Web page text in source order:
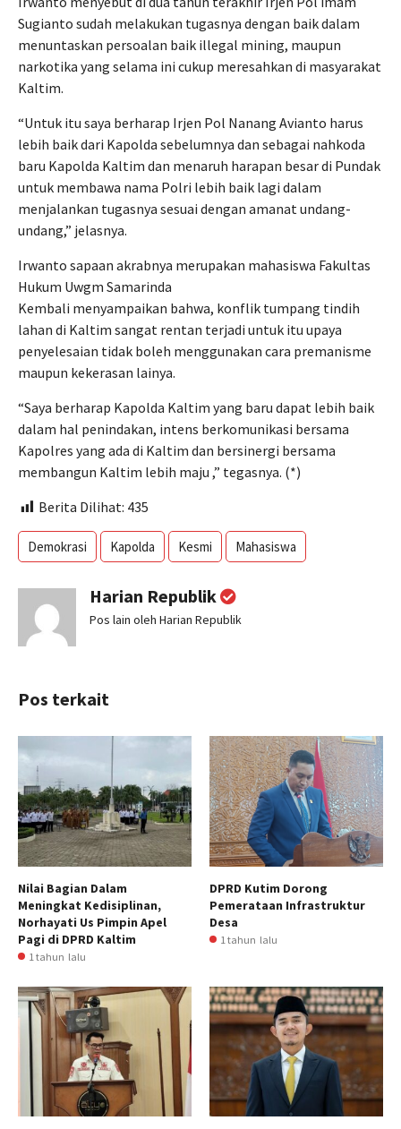
Sugianto sudah melakukan tugasnya dengan baik dalam
menuntaskan persoalan baik illegal mining, maupun
narkotika yang selama ini cukup meresahkan di masyarakat
Kaltim.
“Untuk itu saya berharap Irjen Pol Nanang Avianto harus
lebih baik dari Kapolda sebelumnya dan sebagai nahkoda
baru Kapolda Kaltim dan menaruh harapan besar di Pundak
untuk membawa nama Polri lebih baik lagi dalam
menjalankan tugasnya sesuai dengan amanat undang-
undang,” jelasnya.
Irwanto sapaan akrabnya merupakan mahasiswa Fakultas
Hukum Uwgm Samarinda
Kembali menyampaikan bahwa, konflik tumpang tindih
lahan di Kaltim sangat rentan terjadi untuk itu upaya
penyelesaian tidak boleh menggunakan cara premanisme
maupun kekerasan lainya.
“Saya berharap Kapolda Kaltim yang baru dapat lebih baik
dalam hal penindakan, intens berkomunikasi bersama
Kapolres yang ada di Kaltim dan bersinergi bersama
membangun Kaltim lebih maju ,” tegasnya. (*)
Berita Dilihat: 435
Demokrasi Kapolda Kesmi Mahasiswa
Harian Republik
Pos lain oleh Harian Republik
Pos terkait
Nilai Bagian Dalam
Meningkat Kedisiplinan,
Norhayati Us Pimpin Apel
Pagi di DPRD Kaltim
1 tahun lalu
DPRD Kutim Dorong
Pemerataan Infrastruktur
Desa
1 tahun lalu